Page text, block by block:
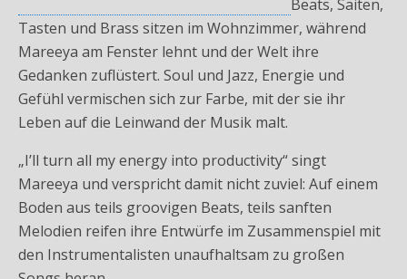
Beats, Saiten,
Tasten und Brass sitzen im Wohnzimmer, während
Mareeya am Fenster lehnt und der Welt ihre
Gedanken zuflüstert. Soul und Jazz, Energie und
Gefühl vermischen sich zur Farbe, mit der sie ihr
Leben auf die Leinwand der Musik malt.
„I’ll turn all my energy into productivity“ singt
Mareeya und verspricht damit nicht zuviel: Auf einem
Boden aus teils groovigen Beats, teils sanften
Melodien reifen ihre Entwürfe im Zusammenspiel mit
den Instrumentalisten unaufhaltsam zu großen